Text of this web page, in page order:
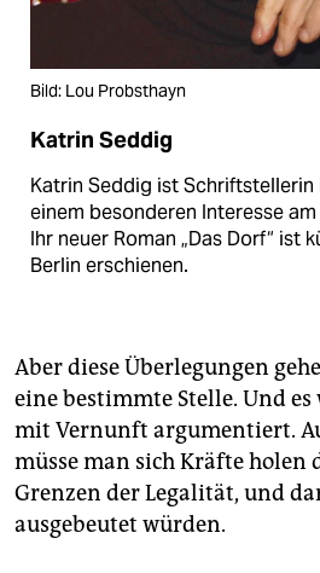
Bild: Lou Probsthayn
Katrin Seddig
Katrin Seddig ist
einem besonderen Interesse
Ihr neuer Roman „Das Dorf“ ist
Berlin erschienen.
Aber diese Überlegungen
eine bestimmte Stelle. Und
mit Vernunft argumentiert.
müsse man sich Kräfte holen
Grenzen der Legalität, und
ausgebeutet würden.